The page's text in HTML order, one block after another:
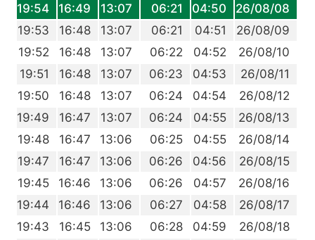
26/08/08
04:50
06:21
13:07
16:49
19:54
26/08/09
04:51
06:21
13:07
16:48
19:53
26/08/10
04:52
06:22
13:07
16:48
19:52
26/08/11
04:53
06:23
13:07
16:48
19:51
26/08/12
04:54
06:24
13:07
16:48
19:50
26/08/13
04:55
06:24
13:07
16:47
19:49
26/08/14
04:55
06:25
13:06
16:47
19:48
26/08/15
04:56
06:26
13:06
16:47
19:47
26/08/16
04:57
06:26
13:06
16:46
19:45
26/08/17
04:58
06:27
13:06
16:46
19:44
26/08/18
04:59
06:28
13:06
16:45
19:43